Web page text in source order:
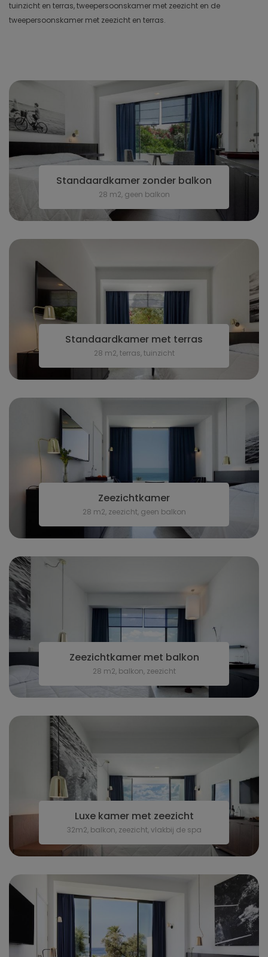
tuinzicht en terras, tweepersoonskamer met zeezicht en de
tweepersoonskamer met zeezicht en terras.
Standaardkamer zonder balkon
28 m2, geen balkon
Standaardkamer met terras
28 m2, terras, tuinzicht
Zeezichtkamer
28 m2, zeezicht, geen balkon
Zeezichtkamer met balkon
28 m2, balkon, zeezicht
Luxe kamer met zeezicht
32m2, balkon, zeezicht, vlakbij de spa